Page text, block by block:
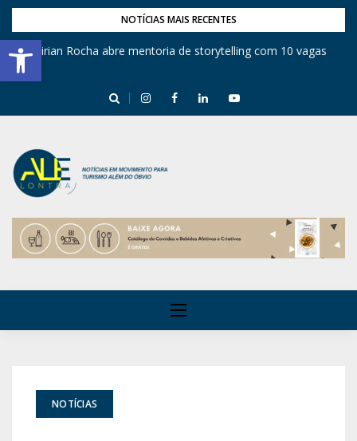
Barra de Ferramentas Aberta
NOTÍCIAS MAIS RECENTES
Mirian Rocha abre mentoria de storytelling com 10 vagas
NOTÍCIAS